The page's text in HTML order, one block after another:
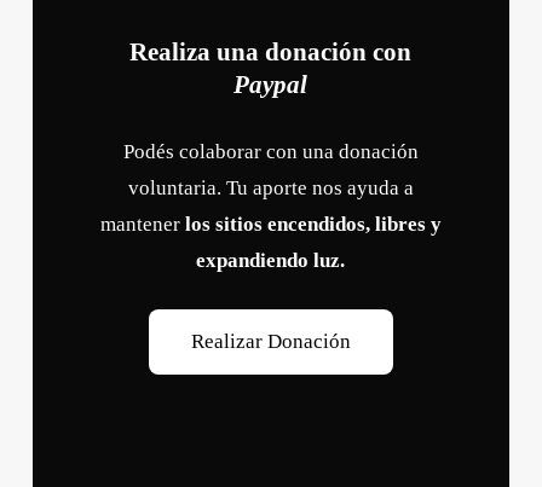
Realiza una donación con
Paypal
Podés colaborar con una donación
voluntaria. Tu aporte nos ayuda a
mantener los sitios encendidos, libres y
expandiendo luz.
Realizar Donación